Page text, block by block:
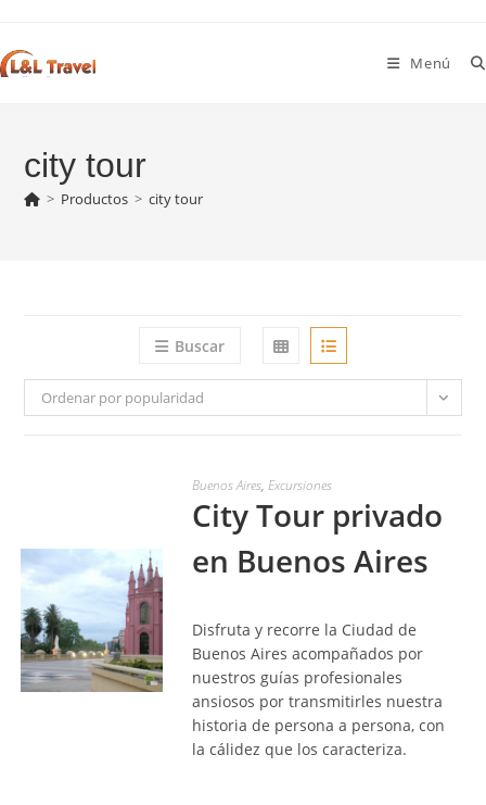
contenido
Menú
city tour
> Productos > city tour
Buscar
Ordenar por popularidad
Buenos Aires,Excursiones
City Tour privado
en Buenos Aires
Disfruta y recorre la Ciudad de
Buenos Aires acompañados por
nuestros guías profesionales
ansiosos por transmitirles nuestra
historia de persona a persona, con
la cálidez que los caracteriza.